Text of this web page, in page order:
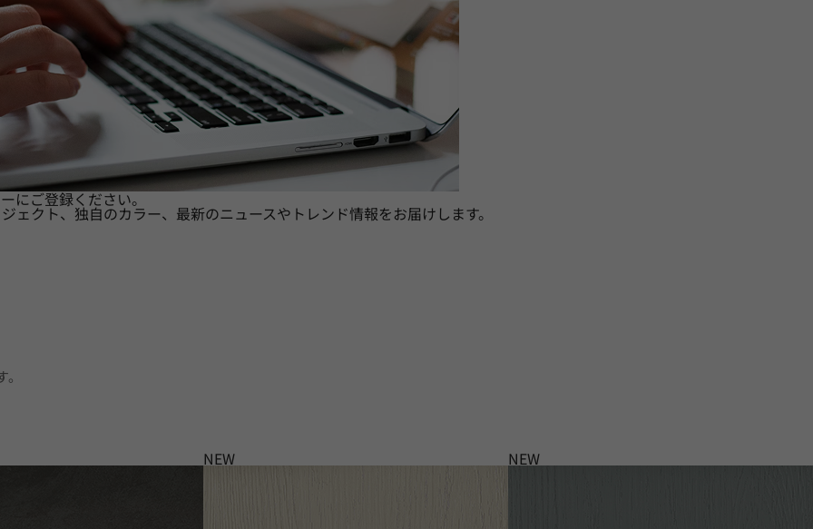
にご登録ください。
ェクト、独自のカラー、最新のニュースやトレンド情報をお届けします。
NEW NEW